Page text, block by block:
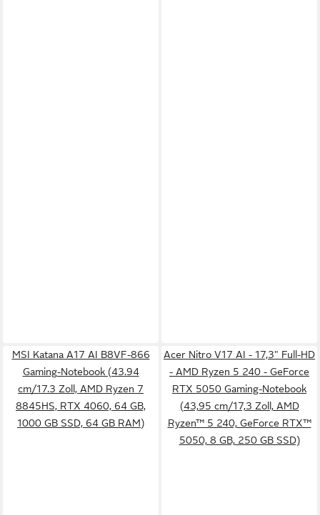
MSI Katana A17 AI B8VF-866
Gaming-Notebook (43.94
cm/17.3 Zoll, AMD Ryzen 7
8845HS, RTX 4060, 64 GB,
1000 GB SSD, 64 GB RAM)
Acer Nitro V17 AI - 17,3" Full-HD
- AMD Ryzen 5 240 - GeForce
RTX 5050 Gaming-Notebook
(43,95 cm/17,3 Zoll, AMD
Ryzen™ 5 240, GeForce RTX™
5050, 8 GB, 250 GB SSD)